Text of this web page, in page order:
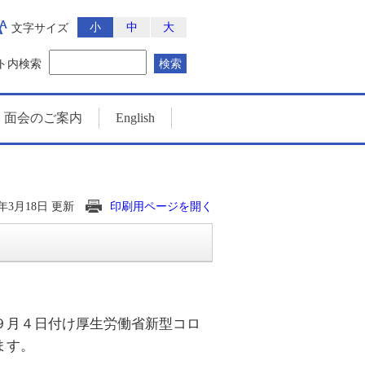
文字サイズ 小 中 大
内検索 検索
面会のご案内 English
3月18日 更新 印刷用ページを開く
４日付け厚生労働省新型コロ
。